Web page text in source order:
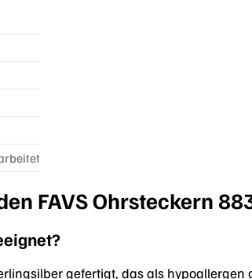
FAVS Ohrsteckern
gefertigt, das als